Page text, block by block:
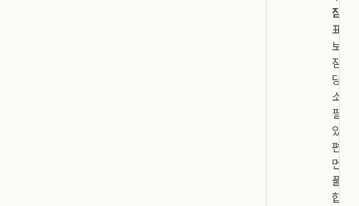
잠금
표시
보호
잠근
당사
소유
필요
있습
편집
먼저
풀어
합니